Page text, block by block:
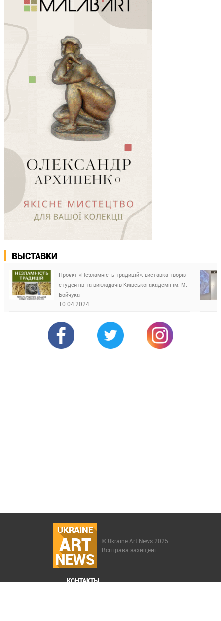
ВЫСТАВКИ
Проєкт «Незламність традицій»: виставка творів
студентів та викладачів Київської академії ім. М.
Бойчука
10.04.2024
UKRAINE
ART
NEWS
© Ukraine Art News 2025
Всі права захищені
КОНТАКТЫ